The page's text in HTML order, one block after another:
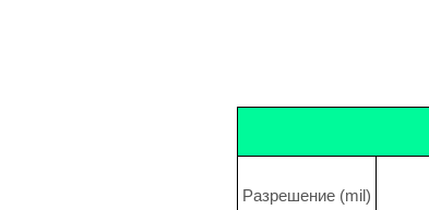
Разрешение (mil)